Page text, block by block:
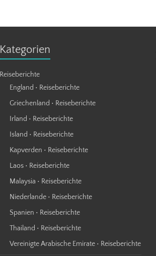
Kategorien
Reiseberichte
England • Reiseberichte
Griechenland • Reiseberichte
Irland • Reiseberichte
Island • Reiseberichte
Kapverden • Reiseberichte
Laos • Reiseberichte
Malaysia • Reiseberichte
Niederlande • Reiseberichte
Spanien • Reiseberichte
Thailand • Reiseberichte
Vereinigte Arabische Emirate • Reiseberichte